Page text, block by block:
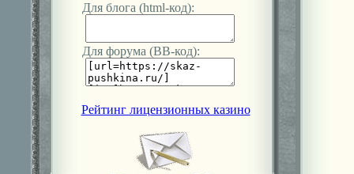
Для блога (html-код):
Для форума (ВВ-код):
Рейтинг лицензионных казино